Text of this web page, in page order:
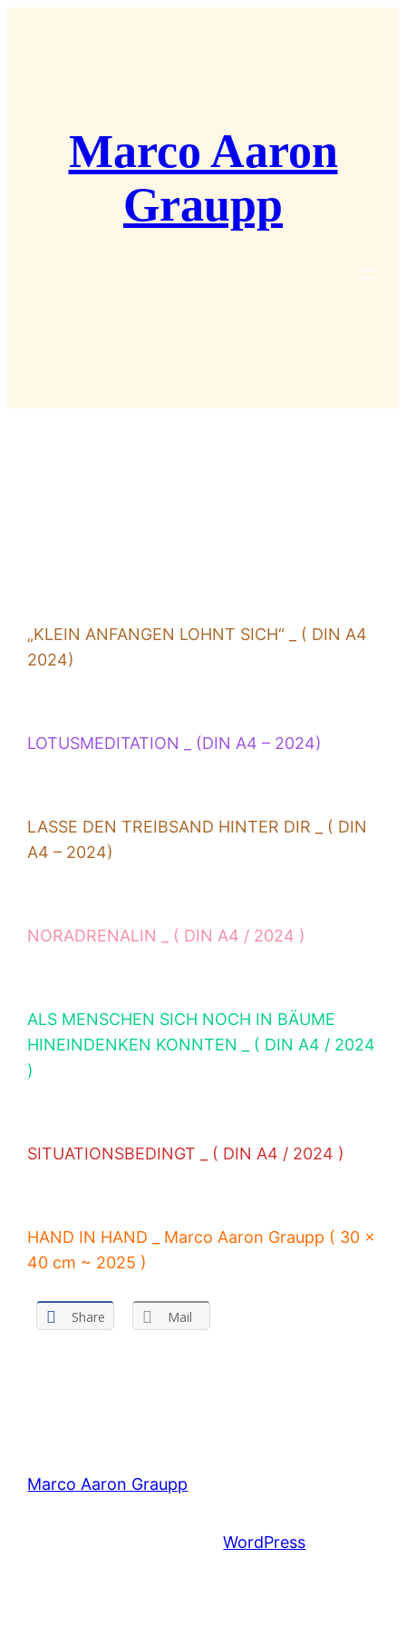
Marco Aaron
Graupp
„KLEIN ANFANGEN LOHNT SICH“ _ ( DIN A4
2024)
LOTUSMEDITATION _ (DIN A4 – 2024)
LASSE DEN TREIBSAND HINTER DIR _ ( DIN
A4 – 2024)
NORADRENALIN _ ( DIN A4 / 2024 )
ALS MENSCHEN SICH NOCH IN BÄUME
HINEINDENKEN KONNTEN _ ( DIN A4 / 2024
)
SITUATIONSBEDINGT _ ( DIN A4 / 2024 )
HAND IN HAND _ Marco Aaron Graupp ( 30 x
40 cm ~ 2025 )
Share Mail
Marco Aaron Graupp
Mit Stolz präsentiert vonWordPress